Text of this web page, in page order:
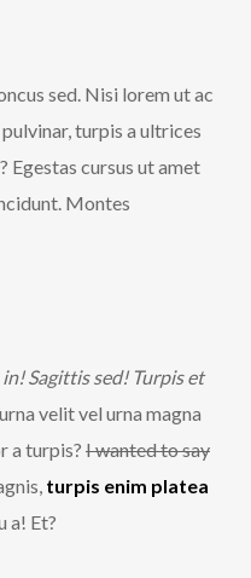
sed. Nisi lorem ut ac
turpis a ultrices
Egestas cursus ut amet
Montes
in! Sagittis sed! Turpis et
velit vel urna magna
a turpis? I wanted to say
turpis enim platea
a! Et?